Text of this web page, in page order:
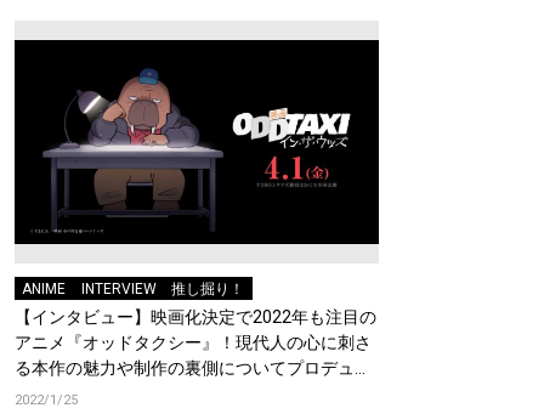
ANIME INTERVIEW 推し掘り！
【インタビュー】映画化決定で2022年も注目の
アニメ『オッドタクシー』！現代人の心に刺さ
る本作の魅力や制作の裏側についてプロデュー
サーを直撃!!
2022/1/25